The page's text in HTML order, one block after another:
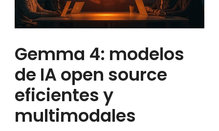
Gemma 4: modelos
de IA open source
eficientes y
multimodales